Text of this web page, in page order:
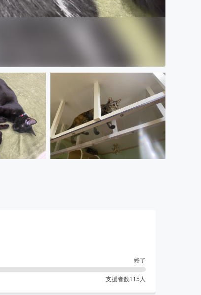
終了
支援者数115 人